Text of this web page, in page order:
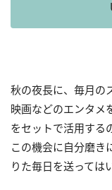
秋の夜長に、毎月の
映画などのエンタメ
をセットで活用する
この機会に自分磨き
りた毎日を送っては